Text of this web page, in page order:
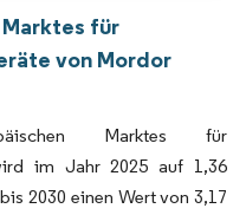
für
von Mordor
Marktes für
im Jahr 2025 auf 1,36
2030 einen Wert von 3,17